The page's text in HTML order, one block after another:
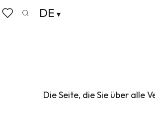
Aller
au
DE
Startseite
Die Seite, die Sie über alle